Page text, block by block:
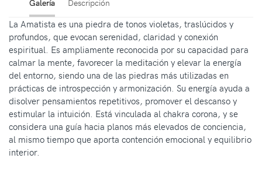
Galería Descripción
La Amatista es una piedra de tonos violetas, traslúcidos y
profundos, que evocan serenidad, claridad y conexión
espiritual. Es ampliamente reconocida por su capacidad para
calmar la mente, favorecer la meditación y elevar la energía
del entorno, siendo una de las piedras más utilizadas en
prácticas de introspección y armonización. Su energía ayuda a
disolver pensamientos repetitivos, promover el descanso y
estimular la intuición. Está vinculada al chakra corona, y se
considera una guía hacia planos más elevados de conciencia,
al mismo tiempo que aporta contención emocional y equilibrio
interior.